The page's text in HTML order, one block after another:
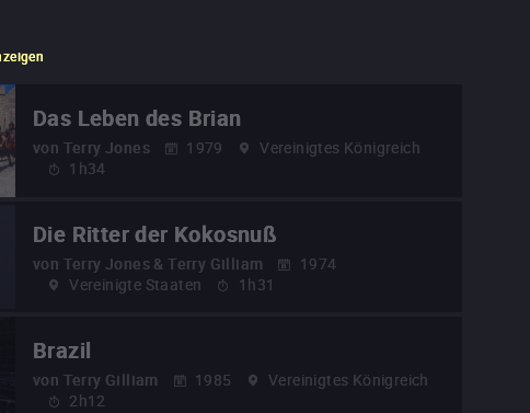
Das Leben des Brian
von Terry Jones 1979
Vereinigtes Königreich
1h34
Die Ritter der Kokosnuß
von Terry Jones & Terry Gilliam
1974
Vereinigte Staaten
1h31
Brazil
von Terry Gilliam 1985
Vereinigtes Königreich
2h12